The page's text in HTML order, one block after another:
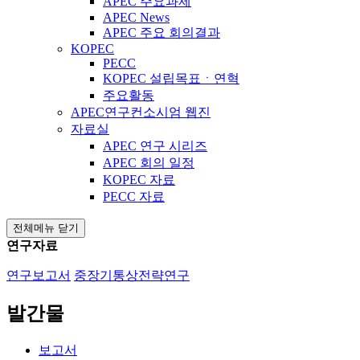
APEC News
APEC 주요 회의결과
KOPEC
PECC
KOPEC 설립목표ㆍ연혁
주요활동
APEC연구컨소시엄 웹진
자료실
APEC 연구 시리즈
APEC 회의 일정
KOPEC 자료
PECC 자료
전체메뉴 닫기
연구자료
연구보고서 중장기통상전략연구
발간물
보고서